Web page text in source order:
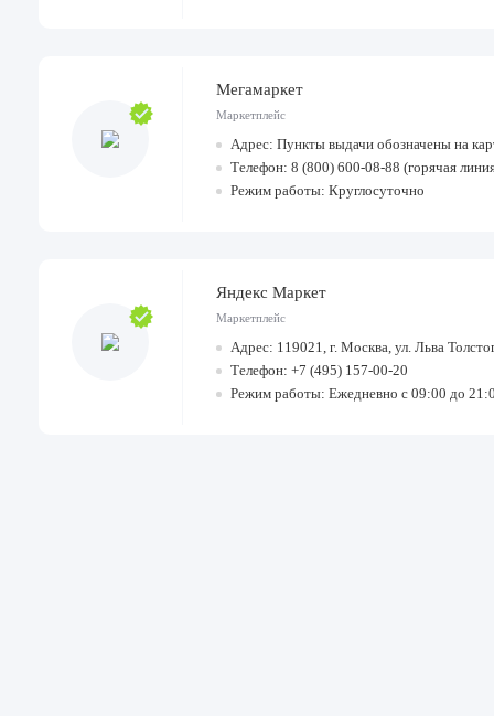
Мегамаркет
Маркетплейс
Адрес: Пункты выдачи обозначены на
Телефон: 8 (800) 600-08-88 (горячая
Режим работы: Круглосуточно
Яндекс Маркет
Маркетплейс
Адрес: 119021, г. Москва, ул. Льва
Телефон: +7 (495) 157-00-20
Режим работы: Ежедневно с 09:00 до